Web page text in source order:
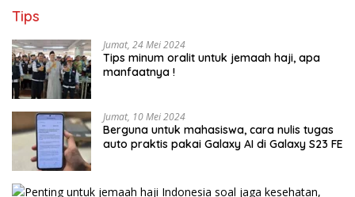
Tips
Jumat, 24 Mei 2024
Tips minum oralit untuk jemaah haji, apa
manfaatnya !
Jumat, 10 Mei 2024
Berguna untuk mahasiswa, cara nulis tugas
auto praktis pakai Galaxy AI di Galaxy S23 FE